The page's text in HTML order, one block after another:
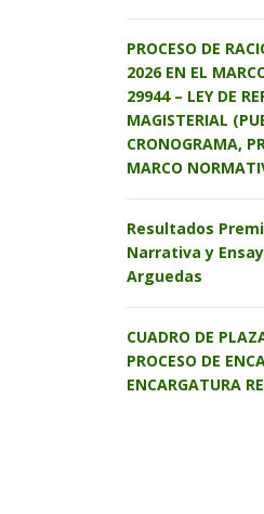
PROCESO DE
2026 EN EL
29944 – LEY DE
MAGISTERIAL
CRONOGRAMA,
MARCO
Resultados
Narrativa y
Arguedas
CUADRO DE
PROCESO DE
ENCARGATURA